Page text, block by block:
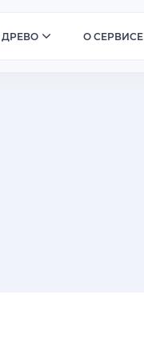
ДРЕВО О СЕРВИСЕ